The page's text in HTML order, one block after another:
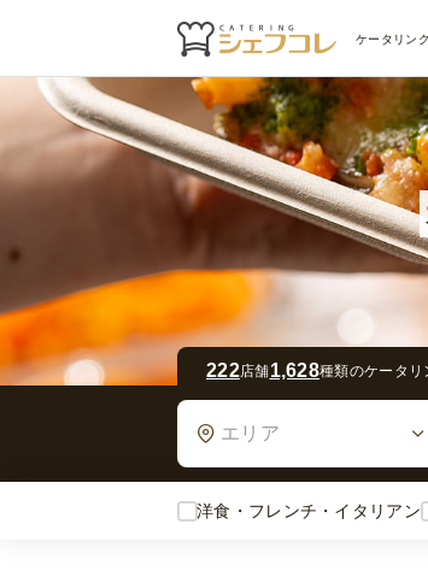
ケータリン
ホー
222店舗1,628種類のケータ
エリア
洋食・フレンチ・イタリアン